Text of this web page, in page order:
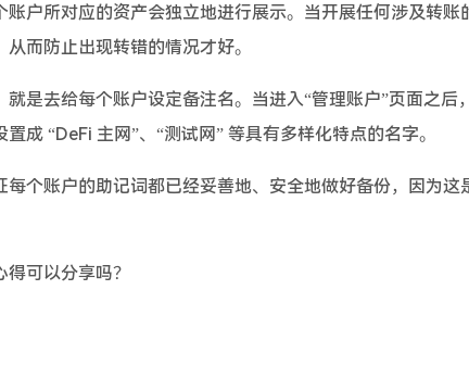
户所对应的资产会独立地进行展示。当开展任何涉及转账
而防止出现转错的情况才好。
是去给每个账户设定备注名。当进入“管理账户”页面之后
成 “DeFi 主网”、“测试网” 等具有多样化特点的名字。
个账户的助记词都已经妥善地、安全地做好备份，因为这
可以分享吗？